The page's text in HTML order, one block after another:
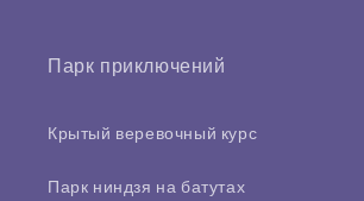
Парк приключений
Крытый веревочный курс
Парк ниндзя на батутах